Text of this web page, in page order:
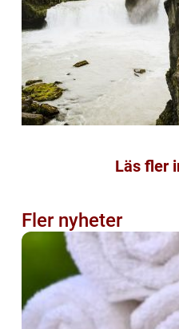
Läs fler
Fler nyheter